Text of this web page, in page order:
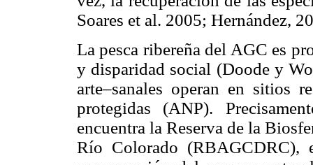
Soares et al. 2005; Hernández,
La pesca ribereña del AGC es
y disparidad social (Doode y
arte–sanales operan en sitios
protegidas (ANP).
encuentra la Reserva de la
Río Colorado (RBAGCDRC),